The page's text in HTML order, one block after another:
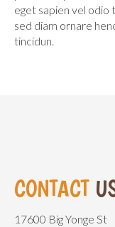
eget sapien vel odio
sed diam ornare
tincidun.
CONTACT
17600 Big Yonge St